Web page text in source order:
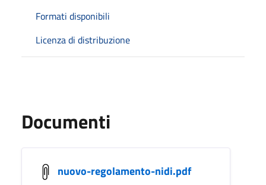
Formati disponibili
Licenza di distribuzione
Documenti
nuovo-regolamento-nidi.pdf